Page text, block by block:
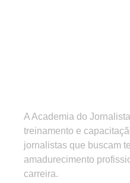
A Academia do
treinamento e
jornalistas que buscam
amadurecimento
carreira.